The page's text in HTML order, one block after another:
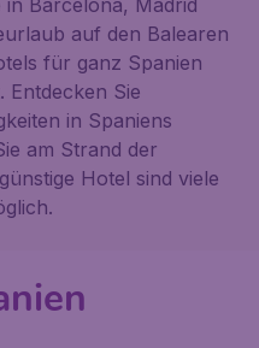
in Barcelona, Madrid
auf den Balearen
für ganz Spanien
Entdecken Sie
in Spaniens
am Strand der
Hotel sind viele